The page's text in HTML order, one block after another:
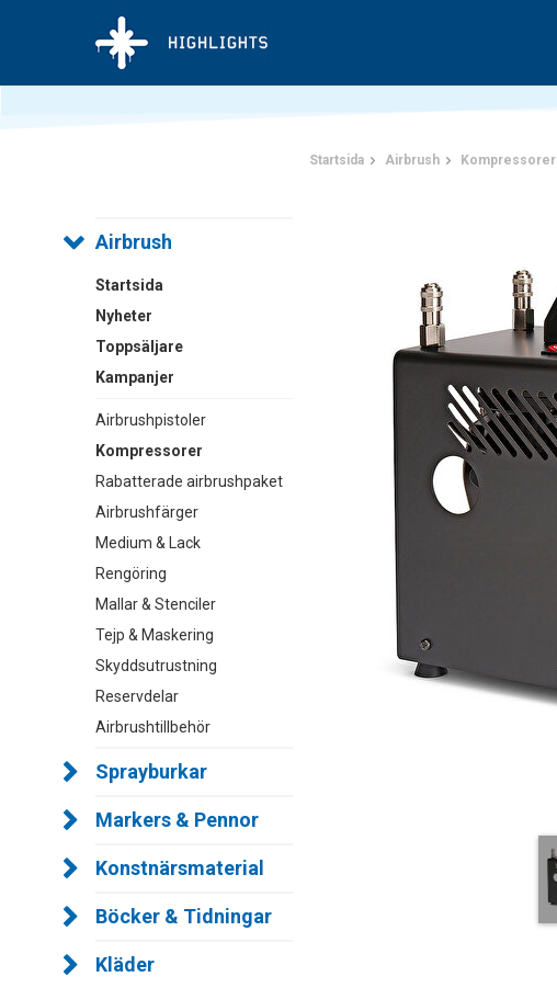
Airbrush
Startsida
Nyheter
Toppsäljare
Kampanjer
Airbrushpistoler
Kompressorer
Rabatterade airbrushpaket
Airbrushfärger
Medium & Lack
Rengöring
Mallar & Stenciler
Tejp & Maskering
Skyddsutrustning
Reservdelar
Airbrushtillbehör
Sprayburkar
Markers & Pennor
Konstnärsmaterial
Böcker & Tidningar
Kläder
Startsida Airbrush Kompressorer